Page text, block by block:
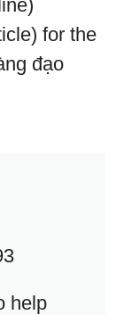
for the
đạo
help